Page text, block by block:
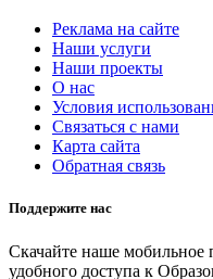
Реклама на сайте
Наши услуги
Наши проекты
О нас
Условия
Связаться с нами
Карта сайта
Обратная связь
Поддержите нас
Скачайте наше мобильное
удобного доступа к